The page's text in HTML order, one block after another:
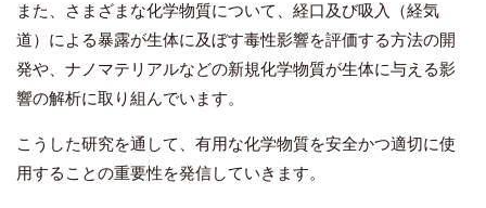
また、さまざまな化学物質について、経口及び吸入（経気
道）による暴露が生体に及ぼす毒性影響を評価する方法の開
発や、ナノマテリアルなどの新規化学物質が生体に与える影
響の解析に取り組んでいます。
こうした研究を通して、有用な化学物質を安全かつ適切に使
用することの重要性を発信していきます。